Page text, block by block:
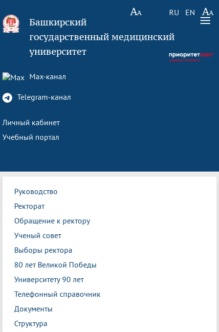
RU EN
Башкирский
государственный медицинский
университет
Max-канал
Telegram-канал
Личный кабинет
Учебный портал
Руководство
Ректорат
Обращение к ректору
Ученый совет
Выборы ректора
80 лет Великой Победы
Университету 90 лет
Телефонный справочник
Документы
Структура